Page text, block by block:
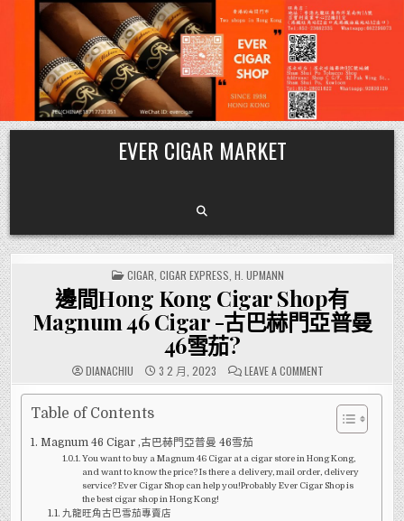
Skip
to
content
EVER CIGAR MARKET
POSTED
IN
CIGAR CIGAR EXPRESS H. UPMANN
邊間Hong Kong Cigar Shop有
Magnum 46 Cigar -古巴赫門亞普曼
46雪茄?
DIANACHIU 3 2 月, 2023 LEAVE A COMMENTON
邊
間
HONG
KONG
CIGAR
SHOP
MAGNUM
46
CIGAR
-
Table of Contents
Magnum 46 Cigar ,古巴赫門亞普曼 46雪茄
You want to buy a Magnum 46 Cigar at a cigar store in Hong Kong,
and want to know the price? Is there a delivery, mail order, delivery
service? Ever Cigar Shop can help you!Probably Ever Cigar Shop is
the best cigar shop in Hong Kong!
九龍旺角古巴雪茄專賣店